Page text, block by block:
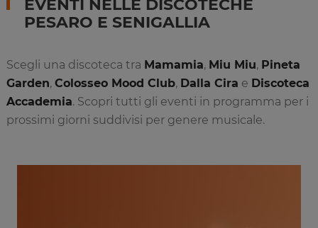
EVENTI NELLE DISCOTECHE
PESARO E SENIGALLIA
Scegli una discoteca tra Mamamia, Miu Miu, Pineta
Garden, Colosseo Mood Club, Dalla Cira e Discoteca
Accademia. Scopri tutti gli eventi in programma per i
prossimi giorni suddivisi per genere musicale.